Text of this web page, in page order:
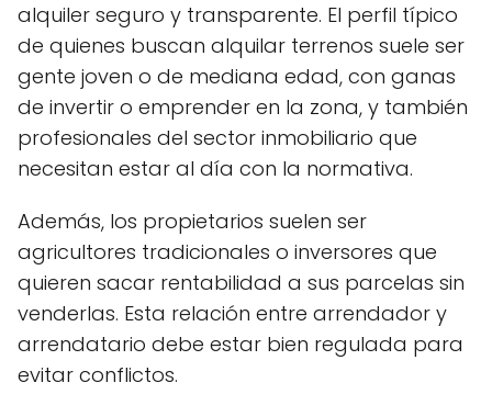
alquiler seguro y transparente. El perfil típico
de quienes buscan alquilar terrenos suele ser
gente joven o de mediana edad, con ganas
de invertir o emprender en la zona, y también
profesionales del sector inmobiliario que
necesitan estar al día con la normativa.
Además, los propietarios suelen ser
agricultores tradicionales o inversores que
quieren sacar rentabilidad a sus parcelas sin
venderlas. Esta relación entre arrendador y
arrendatario debe estar bien regulada para
evitar conflictos.